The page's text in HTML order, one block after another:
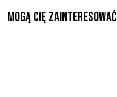
Mogą Cię zainteresować